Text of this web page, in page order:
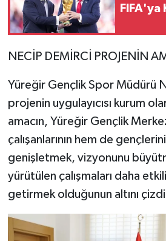
FIFA'ya
NECİP DEMİRCİ PROJENİN
Yüreğir Gençlik Spor Müdürü
projenin uygulayıcısı kurum
amacın, Yüreğir Gençlik
çalışanlarının hem de
genişletmek, vizyonunu
yürütülen çalışmaları daha
getirmek olduğunun altını